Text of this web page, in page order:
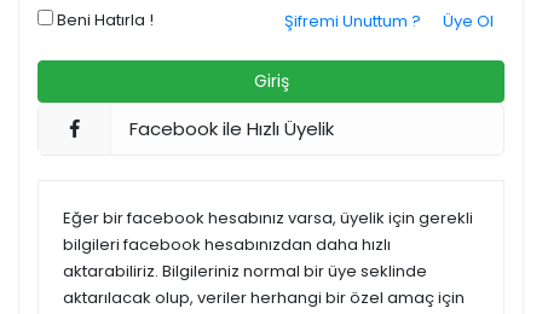
Beni Hatırla ! Üye Ol
Şifremi Unuttum ?
Facebook ile Hızlı Üyelik
Eğer bir facebook hesabınız varsa, üyelik için gerekli
bilgileri facebook hesabınızdan daha hızlı
aktarabiliriz. Bilgileriniz normal bir üye seklinde
aktarılacak olup, veriler herhangi bir özel amaç için